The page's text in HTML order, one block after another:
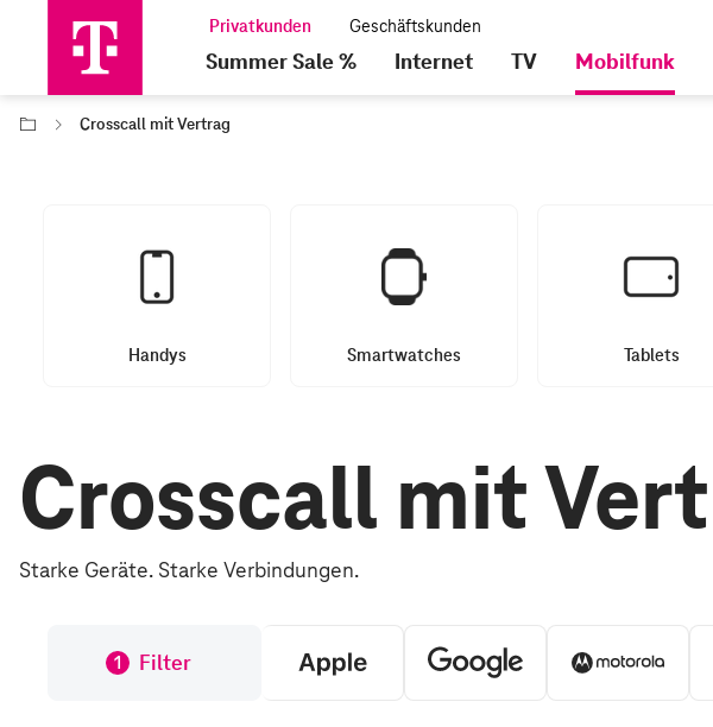
Summer Sale % Internet TV Mobilfunk
Crosscall mit Vertrag
Handys Smartwatches Tablets
Crosscall mit
Starke Geräte. Starke Verbindungen.
1 Filter